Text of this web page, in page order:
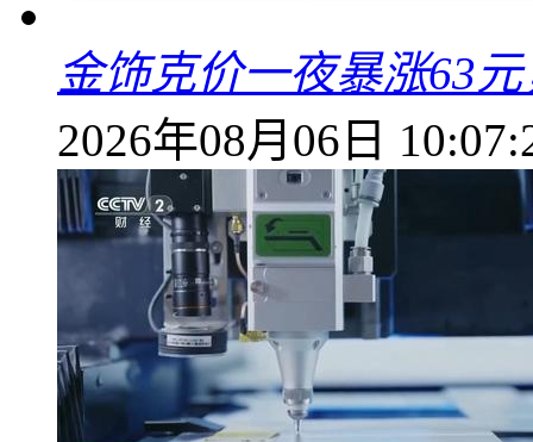
金饰克价一夜暴涨63
2026年08月06日